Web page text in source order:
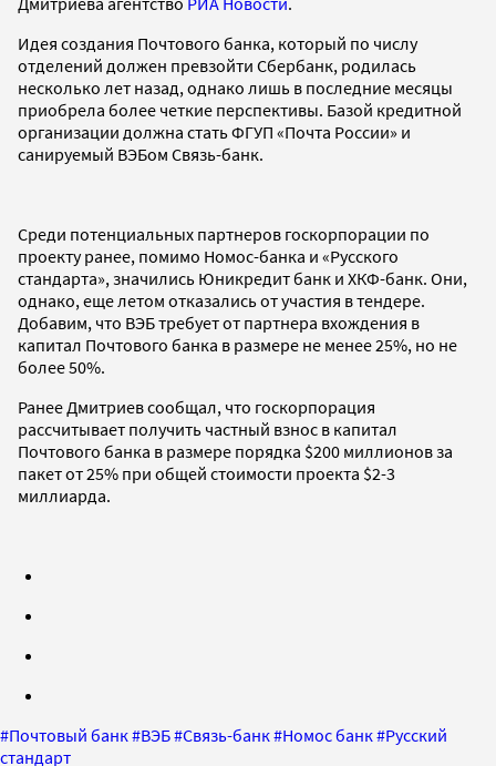
Идея создания Почтового банка, который по числу
отделений должен превзойти Сбербанк, родилась
несколько лет назад, однако лишь в последние месяцы
приобрела более четкие перспективы. Базой кредитной
организации должна стать ФГУП «Почта России» и
санируемый ВЭБом Связь-банк.
Среди потенциальных партнеров госкорпорации по
проекту ранее, помимо Номос-банка и «Русского
стандарта», значились Юникредит банк и ХКФ-банк. Они,
однако, еще летом отказались от участия в тендере.
Добавим, что ВЭБ требует от партнера вхождения в
капитал Почтового банка в размере не менее 25%, но не
более 50%.
Ранее Дмитриев сообщал, что госкорпорация
рассчитывает получить частный взнос в капитал
Почтового банка в размере порядка $200 миллионов за
пакет от 25% при общей стоимости проекта $2-3
миллиарда.
#Почтовый банк#ВЭБ#Связь-банк#Номос банк#Русский
стандарт